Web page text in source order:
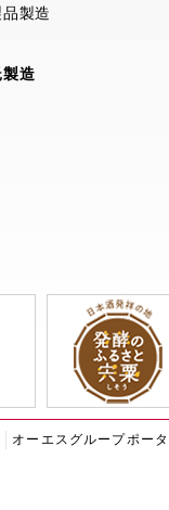
製造
造
オーエスグループポー